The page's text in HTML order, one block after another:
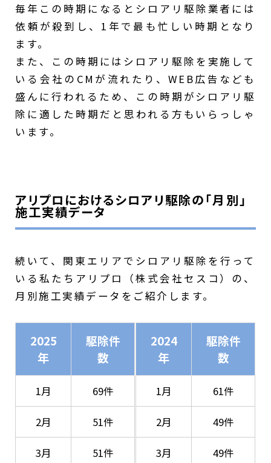
毎年この時期になるとシロアリ駆除業者には
依頼が殺到し、1年で最も忙しい時期となり
ます。
また、この時期にはシロアリ駆除を実施して
いる会社のCMが流れたり、WEB広告なども
盛んに行われるため、この時期がシロアリ駆
除に適した時期だと思われる方もいらっしゃ
います。
アリプロにおけるシロアリ駆除の「月別」
施工実績データ
続いて、関東エリアでシロアリ駆除を行って
いる私たちアリプロ（株式会社セスコ）の、
月別施工実績データをご紹介します。
2025
年
駆除件
数
1月 69件
2月 51件
3月 51件
2024
年
駆除件
数
1月 61件
2月 49件
3月 49件